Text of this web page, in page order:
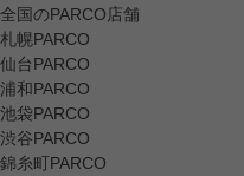
全国のPARCO店舗
札幌PARCO
仙台PARCO
浦和PARCO
池袋PARCO
渋谷PARCO
錦糸町PARCO